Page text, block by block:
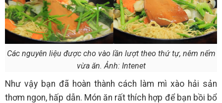
Các nguyên liệu được cho vào lần lượt theo thứ tự, nêm nếm
vừa ăn. Ảnh: Intenet
Như vậy bạn đã hoàn thành cách làm mì xào hải sản
thơm ngon, hấp dẫn. Món ăn rất thích hợp để bạn bồi bổ